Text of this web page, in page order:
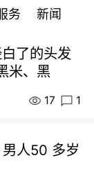
周铁发！
务 新闻
了的头发
米、黑
17 1
人50 多岁